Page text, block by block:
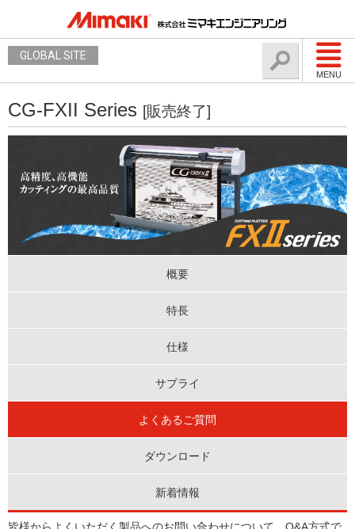
MENU
GLOBAL SITE
CG-FXII Series [販売終了]
概要
特長
仕様
サプライ
よくあるご質問
ダウンロード
新着情報